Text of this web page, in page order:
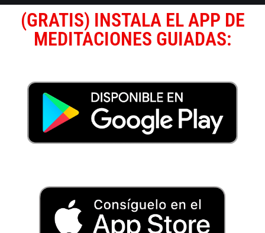
(GRATIS) INSTALA EL APP DE
MEDITACIONES GUIADAS: